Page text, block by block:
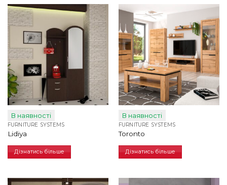
В наявності
FURNITURE SYSTEMS
Lidiya
Дізнатись більше
В наявності
FURNITURE SYSTEMS
Toronto
Дізнатись більше